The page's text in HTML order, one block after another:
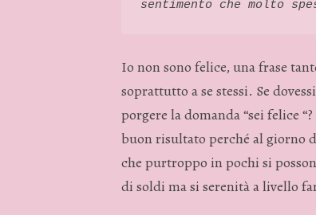
sentimento che molto
Io non sono felice, una frase
soprattutto a se stessi. Se
porgere la domanda “sei felice
buon risultato perché al giorno
che purtroppo in pochi si
di soldi ma si serenità a livello